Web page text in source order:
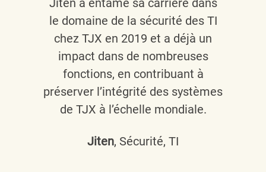
le domaine de la sécurité des TI
chez TJX en 2019 et a déjà un
impact dans de nombreuses
fonctions, en contribuant à
préserver l’intégrité des systèmes
de TJX à l’échelle mondiale.
Jiten, Sécurité, TI